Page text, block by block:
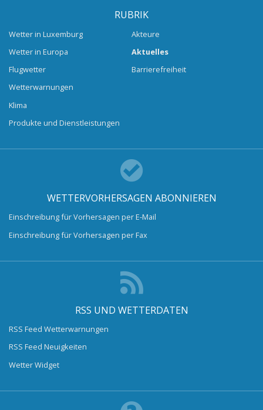
RUBRIK
Wetter in Luxemburg
Wetter in Europa
Flugwetter
Wetterwarnungen
Klima
Produkte und Dienstleistungen
Akteure
Aktuelles
Barrierefreiheit
WETTERVORHERSAGEN ABONNIEREN
Einschreibung für Vorhersagen per E-Mail
Einschreibung für Vorhersagen per Fax
RSS UND WETTERDATEN
RSS Feed Wetterwarnungen
RSS Feed Neuigkeiten
Wetter Widget